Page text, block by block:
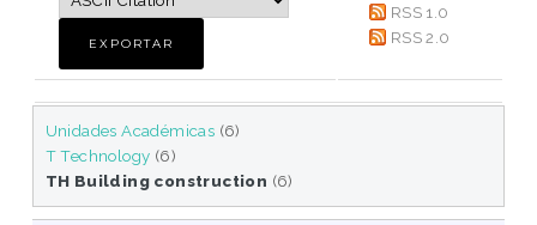
RSS 1.0
RSS 2.0
Unidades Académicas (6)
T Technology (6)
TH Building construction (6)